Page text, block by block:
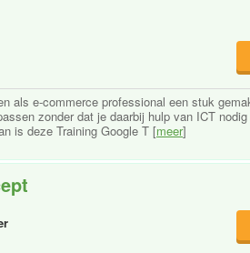
als e-commerce professional een stuk
zonder dat je daarbij hulp van ICT
is deze Training Google T [meer]